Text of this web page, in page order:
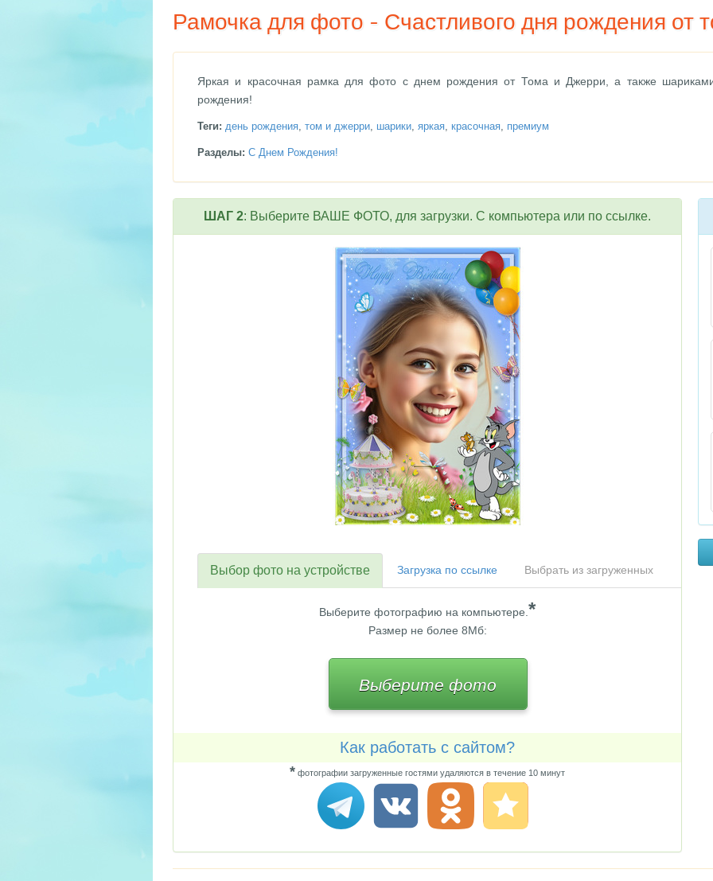
Рамочка для фото - Счастливого дня рождения от
Яркая и красочная рамка для фото с днем рождения от Тома и Джерри, а также
рождения!
Теги: день рождения, том и джерри, шарики, яркая, красочная, премиум
Разделы: С Днем Рождения!
ШАГ 2: Выберите ВАШЕ ФОТО, для загрузки. С компьютера или по ссылке.
Выбор фото на устройстве Загрузка по ссылке Выбрать из загруженных
Выберите фотографию на компьютере. *
Размер не более 8Мб:
Выберите фото
Как работать с сайтом?
* фотографии загруженные гостями удаляются в течение 10 минут